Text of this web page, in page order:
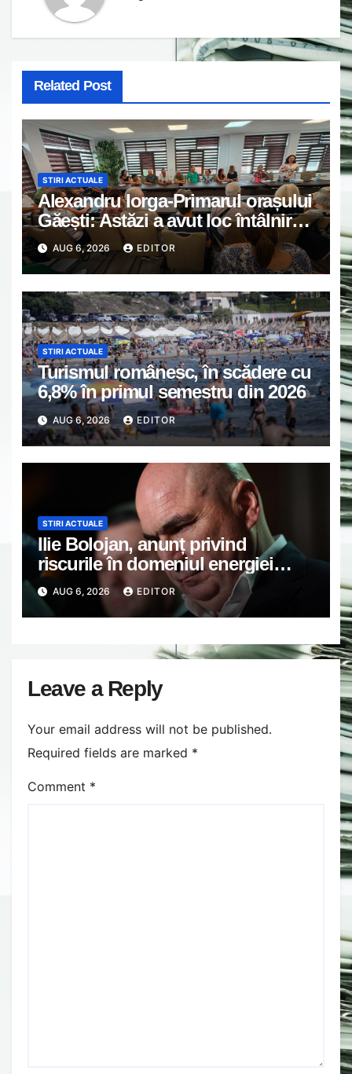
Related Post
STIRI ACTUALE
Alexandru Iorga-Primarul orașului
Găești: Astăzi a avut loc întâlnirea
de lucru cu reprezentanții
asociațiilor de proprietari din
Găești.
AUG 6, 2026 EDITOR
STIRI ACTUALE
Turismul românesc, în scădere cu
6,8% în primul semestru din 2026
AUG 6, 2026 EDITOR
STIRI ACTUALE
Ilie Bolojan, anunț privind
riscurile în domeniul energiei
electrice. Ce a decis Guvernul
AUG 6, 2026 EDITOR
Leave a Reply
Your email address will not be published.
Required fields are marked *
Comment *